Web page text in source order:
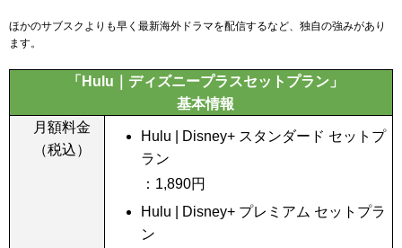
ほかのサブスクよりも早く最新海外ドラマを配信するなど、独自の強みがあり
ます。
「Hulu｜ディズニープラスセットプラン」
基本情報
月額料金
（税込）
Hulu | Disney+ スタンダード セットプ
ラン
： 1,890円
Hulu | Disney+ プレミアム セットプラ
ン